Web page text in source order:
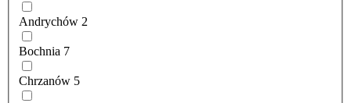
Andrychów 2
Bochnia 7
Chrzanów 5